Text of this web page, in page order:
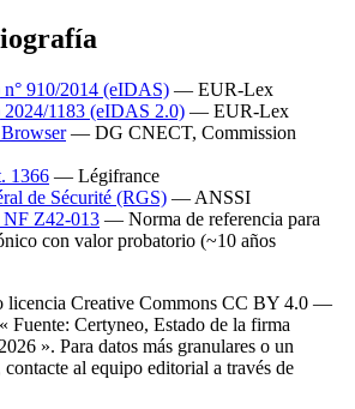
910/2014 (eIDAS) — EUR-Lex
1183 (eIDAS 2.0) — EUR-Lex
— DG CNECT, Commission
1366 — Légifrance
de Sécurité (RGS) — ANSSI
Z42-013 — Norma de referencia para
con valor probatorio (~10 años
licencia Creative Commons CC BY 4.0 —
Fuente: Certyneo, Estado de la firma
». Para datos más granulares o un
al equipo editorial a través de